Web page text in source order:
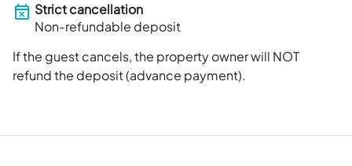
Strict cancellation
Non-refundable deposit
If the guest cancels, the property owner will NOT
refund the deposit (advance payment).